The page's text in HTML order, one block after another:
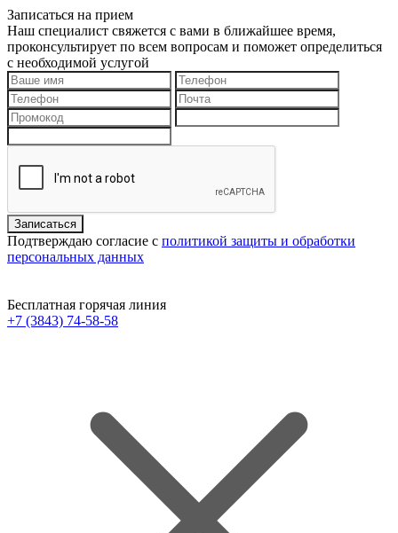
Записаться на прием
Наш специалист свяжется с вами в ближайшее время,
проконсультирует по всем вопросам и поможет определиться
с необходимой услугой
Подтверждаю согласие с политикой защиты и обработки
персональных данных
Бесплатная горячая линия
+7 (3843) 74-58-58